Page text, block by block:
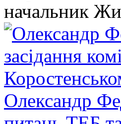
начальник
Олександр